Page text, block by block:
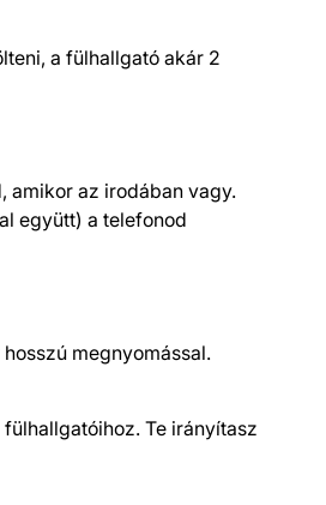
a fülhallgató akár 2
amikor az irodában vagy.
együtt) a telefonod
megnyomással.
Te irányítasz